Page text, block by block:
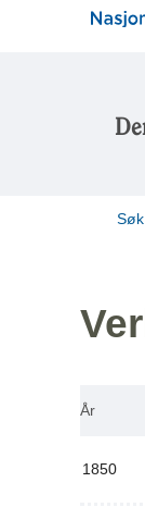
Søk
År
1850